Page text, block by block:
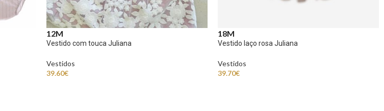
12M
Vestido com touca Juliana
Vestidos
39.60€
18M
Vestido laço rosa Juliana
Vestidos
39.70€